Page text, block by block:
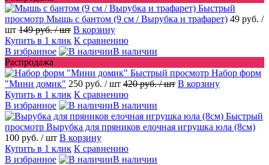
Быстрый
просмотр Мышь с бантом (9 см / Вырубка и трафарет) 49 руб. /
шт 149 руб./ шт В корзину
Купить в 1 клик К сравнению
В избранное
В наличии
Распродажа
Быстрый просмотр Набор форм
"Мини домик" 250 руб. / шт 420 руб./ шт В корзину
Купить в 1 клик К сравнению
В избранное
В наличии
Быстрый
просмотр Вырубка для пряников елочная игрушка юла (8см)
100 руб. / шт В корзину
Купить в 1 клик К сравнению
В избранное
В наличии